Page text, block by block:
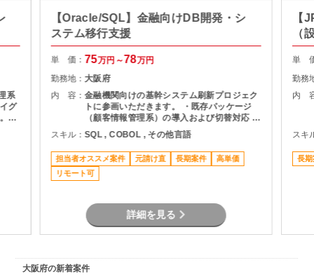
系
グ
特
【Oracle/SQL】金融向けDB開発・シ
ステム移行支援
単 価： 75万円～78万円
勤務地： 大阪府
内 容：金融機関向けの基幹システム刷新プロジェク
トに参画いただきます。 ・既存パッケージ
（顧客情報管理系）の導入および切替対応 ・
各サブシステムとの連携設計・開発 ・データ
連携処理の構築 ・Oracle DBへのデータ変換
ロジック実装 ・要件定義〜製造工程への参画
スキル：SQL , COBOL , その他言語
担当者オススメ案件 元請け直 長期案件
高単価
リモート可
詳細を見る
【
（
単
勤務
内
スキ
長期
大阪府の新着案件